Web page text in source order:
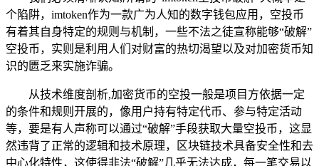
个陷阱，imtoken作为一款广为人知的数字钱包应用，空投币
有着其自身特定的规则与机制，一些不法之徒宣称能够“破解”
空投币，实则是利用人们对财富的热切渴望以及对加密货币知
识的匮乏来实施诈骗。
从技术维度剖析,加密货币的空投一般是项目方依据一定
的条件和规则开展的，像用户持有特定代币、参与特定活动
等，要是有人声称可以通过“破解”手段获取大量空投币，这显
然违背了正常的逻辑和技术原理，区块链技术具备安全性和去
中心化特性，这使得非法“破解”几乎无法达成，每一笔交易以